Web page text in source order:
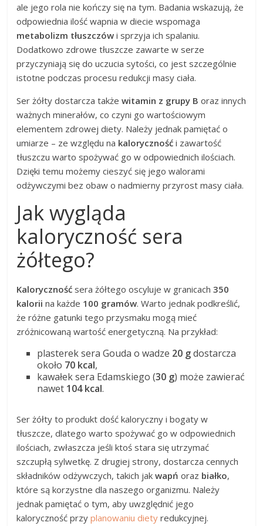
ale jego rola nie kończy się na tym. Badania wskazują, że
odpowiednia ilość wapnia w diecie wspomaga
metabolizm tłuszczów i sprzyja ich spalaniu.
Dodatkowo zdrowe tłuszcze zawarte w serze
przyczyniają się do uczucia sytości, co jest szczególnie
istotne podczas procesu redukcji masy ciała.
Ser żółty dostarcza takżewitamin z grupy B oraz innych
ważnych minerałów, co czyni go wartościowym
elementem zdrowej diety. Należy jednak pamiętać o
umiarze – ze względu na kaloryczność i zawartość
tłuszczu warto spożywać go w odpowiednich ilościach.
Dzięki temu możemy cieszyć się jego walorami
odżywczymi bez obaw o nadmierny przyrost masy ciała.
Jak wygląda
kaloryczność sera
żółtego?
Kaloryczność sera żółtego oscyluje w granicach350
kalorii na każde 100 gramów. Warto jednak podkreślić,
że różne gatunki tego przysmaku mogą mieć
zróżnicowaną wartość energetyczną. Na przykład:
plasterek sera Gouda o wadze 20 gdostarcza
około 70 kcal,
kawałek sera Edamskiego (30 g) może zawierać
nawet 104 kcal.
Ser żółty to produkt dość kaloryczny i bogaty w
tłuszcze, dlatego warto spożywać go w odpowiednich
ilościach, zwłaszcza jeśli ktoś stara się utrzymać
szczupłą sylwetkę. Z drugiej strony, dostarcza cennych
składników odżywczych, takich jakwapń oraz białko,
które są korzystne dla naszego organizmu. Należy
jednak pamiętać o tym, aby uwzględnić jego
kaloryczność przyplanowaniu diety redukcyjnej.